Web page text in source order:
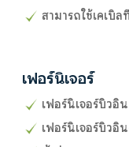
สามารถใช้เคเบิ
เฟอร์นิเจอร์
เฟอร์นิเจอร์บิวอิน
เฟอร์นิเจอร์บิวอิ